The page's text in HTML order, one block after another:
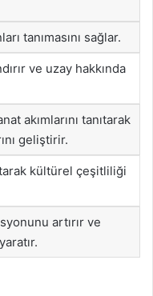
tanımasını sağlar.
ve uzay hakkında
akımlarını tanıtarak
geliştirir.
kültürel çeşitliliği
artırır ve